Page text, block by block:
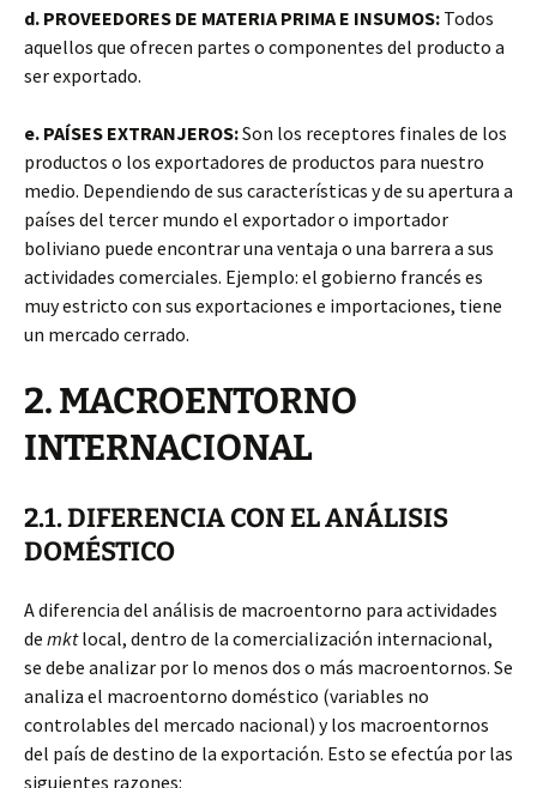
d. PROVEEDORES DE MATERIA PRIMA E INSUMOS: Todos
aquellos que ofrecen partes o componentes del producto a
ser exportado.
e. PAÍSES EXTRANJEROS:Son los receptores finales de los
productos o los exportadores de productos para nuestro
medio. Dependiendo de sus características y de su apertura a
países del tercer mundo el exportador o importador
boliviano puede encontrar una ventaja o una barrera a sus
actividades comerciales. Ejemplo: el gobierno francés es
muy estricto con sus exportaciones e importaciones, tiene
un mercado cerrado.
2. MACROENTORNO
INTERNACIONAL
2.1. DIFERENCIA CON EL ANÁLISIS
DOMÉSTICO
A diferencia del análisis de macroentorno para actividades
de mktlocal, dentro de la comercialización internacional,
se debe analizar por lo menos dos o más macroentornos. Se
analiza el macroentorno doméstico (variables no
controlables del mercado nacional) y los macroentornos
del país de destino de la exportación. Esto se efectúa por las
siguientes razones: